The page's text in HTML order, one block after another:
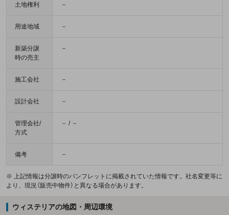
土地権利 －
用途地域 －
新築分譲
時の売主
－
施工会社 －
設計会社 －
管理会社/
方式
－ / －
備考 －
※ 上記情報は分譲時のパンフレットに掲載されていた情報です。社名変更等に
より、現況（販売中物件）と異なる場合があります。
ウィステリアの地図・周辺環境